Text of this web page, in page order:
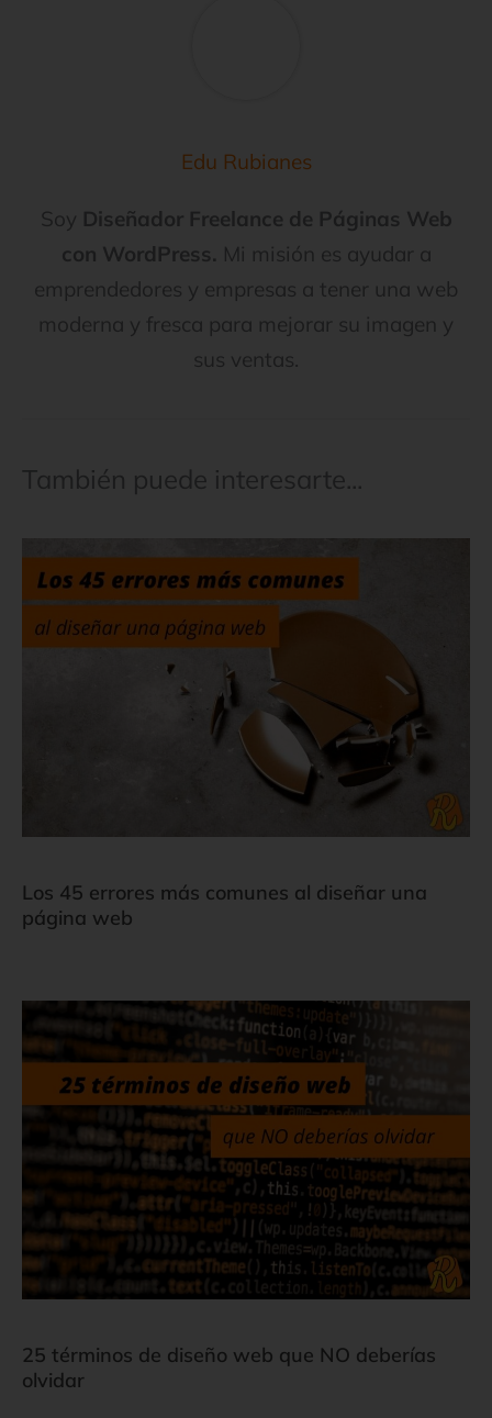
Edu Rubianes
Soy Diseñador Freelance de Páginas Web
con WordPress. Mi misión es ayudar a
emprendedores y empresas a tener una web
moderna y fresca para mejorar su imagen y
sus ventas.
También puede interesarte...
Los 45 errores más comunes al diseñar una
página web
25 términos de diseño web que NO deberías
olvidar